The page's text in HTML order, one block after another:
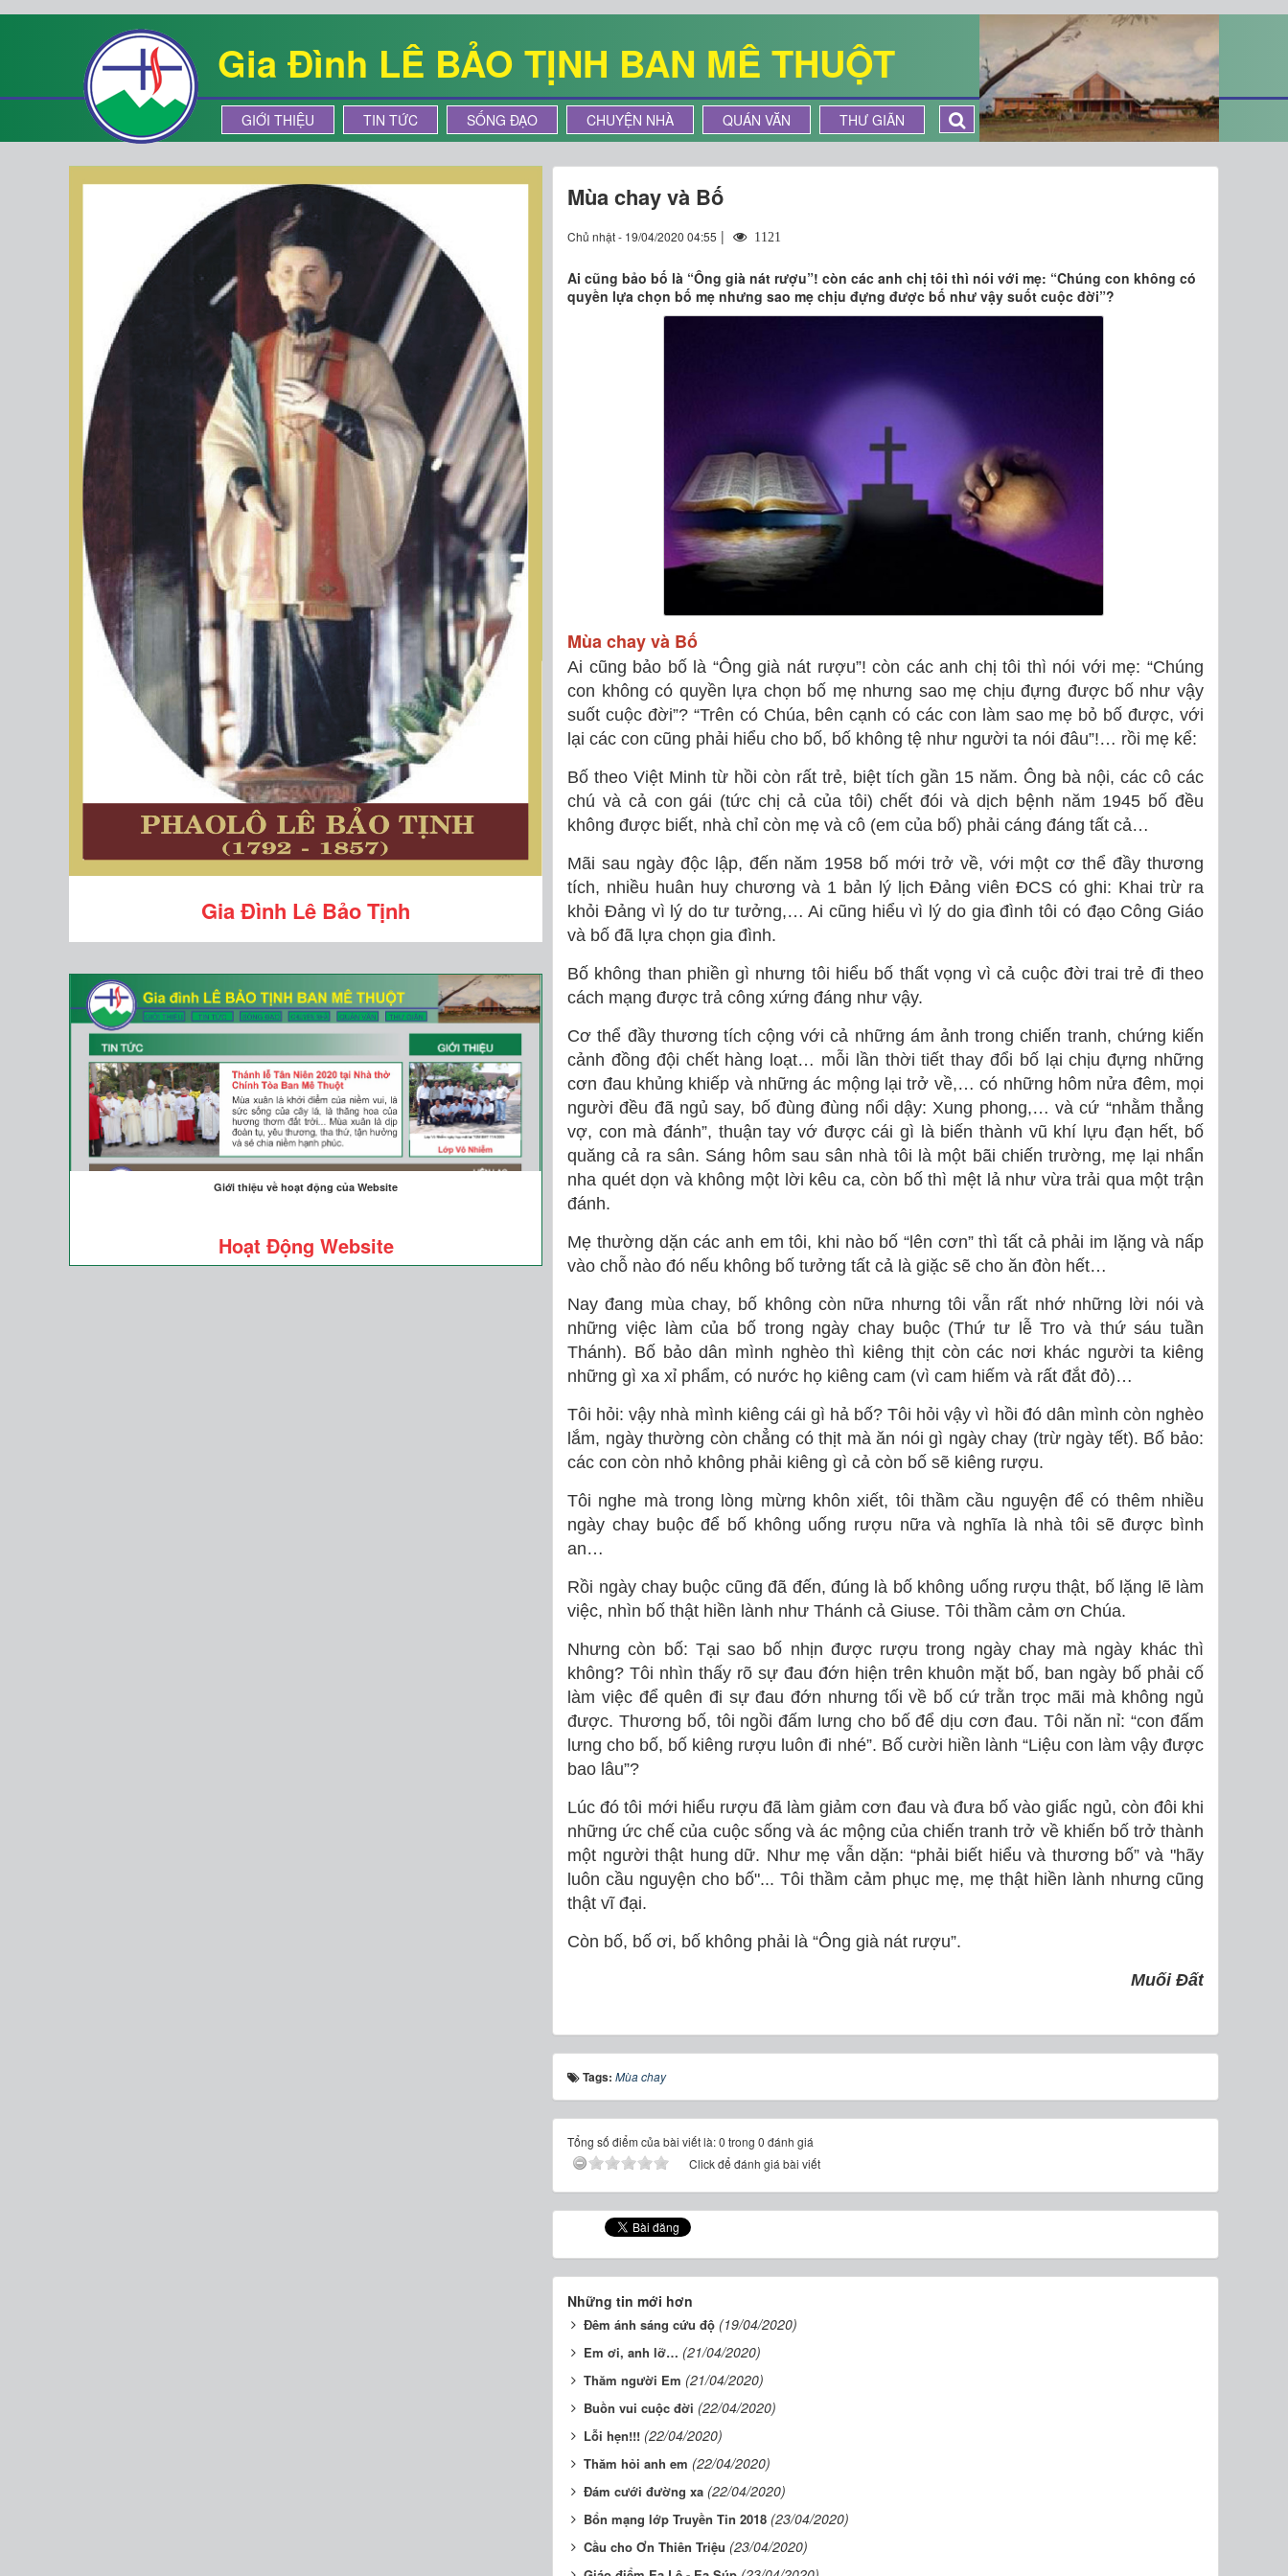
Gia Đình LÊ BẢO TỊNH BAN MÊ THUỘT
GIỚI THIỆU TIN TỨC SỐNG ĐẠO CHUYỆN NHÀ QUÁN VĂN THƯ GIÃN
Mùa chay và Bố
Chủ nhật - 19/04/2020 04:55 | 1121
Ai cũng bảo bố là “Ông già nát rượu”! còn các anh chị tôi thì nói với mẹ: “Chúng con không có
quyền lựa chọn bố mẹ nhưng sao mẹ chịu đựng được bố như vậy suốt cuộc đời”?
Mùa chay và Bố
Ai cũng bảo bố là “Ông già nát rượu”! còn các anh chị tôi thì nói với mẹ: “Chúng
con không có quyền lựa chọn bố mẹ nhưng sao mẹ chịu đựng được bố như vậy
suốt cuộc đời”? “Trên có Chúa, bên cạnh có các con làm sao mẹ bỏ bố được, với
lại các con cũng phải hiểu cho bố, bố không tệ như người ta nói đâu”!… rồi mẹ kể:
Bố theo Việt Minh từ hồi còn rất trẻ, biệt tích gần 15 năm. Ông bà nội, các cô các
chú và cả con gái (tức chị cả của tôi) chết đói và dịch bệnh năm 1945 bố đều
không được biết, nhà chỉ còn mẹ và cô (em của bố) phải cáng đáng tất cả…
Mãi sau ngày độc lập, đến năm 1958 bố mới trở về, với một cơ thể đầy thương
tích, nhiều huân huy chương và 1 bản lý lịch Đảng viên ĐCS có ghi: Khai trừ ra
khỏi Đảng vì lý do tư tưởng,… Ai cũng hiểu vì lý do gia đình tôi có đạo Công Giáo
và bố đã lựa chọn gia đình.
Bố không than phiền gì nhưng tôi hiểu bố thất vọng vì cả cuộc đời trai trẻ đi theo
cách mạng được trả công xứng đáng như vậy.
Cơ thể đầy thương tích cộng với cả những ám ảnh trong chiến tranh, chứng kiến
cảnh đồng đội chết hàng loạt… mỗi lần thời tiết thay đổi bố lại chịu đựng những
cơn đau khủng khiếp và những ác mộng lại trở về,… có những hôm nửa đêm, mọi
người đều đã ngủ say, bố đùng đùng nổi dậy: Xung phong,… và cứ “nhằm thẳng
vợ, con mà đánh”, thuận tay vớ được cái gì là biến thành vũ khí lựu đạn hết, bố
quăng cả ra sân. Sáng hôm sau sân nhà tôi là một bãi chiến trường, mẹ lại nhẩn
nha quét dọn và không một lời kêu ca, còn bố thì mệt lả như vừa trải qua một trận
đánh.
Mẹ thường dặn các anh em tôi, khi nào bố “lên cơn” thì tất cả phải im lặng và nấp
vào chỗ nào đó nếu không bố tưởng tất cả là giặc sẽ cho ăn đòn hết…
Nay đang mùa chay, bố không còn nữa nhưng tôi vẫn rất nhớ những lời nói và
những việc làm của bố trong ngày chay buộc (Thứ tư lễ Tro và thứ sáu tuần
Thánh). Bố bảo dân mình nghèo thì kiêng thịt còn các nơi khác người ta kiêng
những gì xa xỉ phẩm, có nước họ kiêng cam (vì cam hiếm và rất đắt đỏ)…
Tôi hỏi: vậy nhà mình kiêng cái gì hả bố? Tôi hỏi vậy vì hồi đó dân mình còn nghèo
lắm, ngày thường còn chẳng có thịt mà ăn nói gì ngày chay (trừ ngày tết). Bố bảo:
các con còn nhỏ không phải kiêng gì cả còn bố sẽ kiêng rượu.
Tôi nghe mà trong lòng mừng khôn xiết, tôi thầm cầu nguyện để có thêm nhiều
ngày chay buộc để bố không uống rượu nữa và nghĩa là nhà tôi sẽ được bình
an…
Rồi ngày chay buộc cũng đã đến, đúng là bố không uống rượu thật, bố lặng lẽ làm
việc, nhìn bố thật hiền lành như Thánh cả Giuse. Tôi thầm cảm ơn Chúa.
Nhưng còn bố: Tại sao bố nhịn được rượu trong ngày chay mà ngày khác thì
không? Tôi nhìn thấy rõ sự đau đớn hiện trên khuôn mặt bố, ban ngày bố phải cố
làm việc để quên đi sự đau đớn nhưng tối về bố cứ trằn trọc mãi mà không ngủ
được. Thương bố, tôi ngồi đấm lưng cho bố để dịu cơn đau. Tôi năn nỉ: “con đấm
lưng cho bố, bố kiêng rượu luôn đi nhé”. Bố cười hiền lành “Liệu con làm vậy được
bao lâu”?
Lúc đó tôi mới hiểu rượu đã làm giảm cơn đau và đưa bố vào giấc ngủ, còn đôi khi
những ức chế của cuộc sống và ác mộng của chiến tranh trở về khiến bố trở thành
một người thật hung dữ. Như mẹ vẫn dặn: “phải biết hiểu và thương bố” và "hãy
luôn cầu nguyện cho bố"... Tôi thầm cảm phục mẹ, mẹ thật hiền lành nhưng cũng
thật vĩ đại.
Còn bố, bố ơi, bố không phải là “Ông già nát rượu”.
Muối Đất
Tags:Mùa chay
Tổng số điểm của bài viết là: 0 trong 0 đánh giá
Click để đánh giá bài viết
Những tin mới hơn
Đêm ánh sáng cứu độ (19/04/2020)
Em ơi, anh lỡ… (21/04/2020)
Thăm người Em (21/04/2020)
Buồn vui cuộc đời (22/04/2020)
Lỗi hẹn!!! (22/04/2020)
Thăm hỏi anh em (22/04/2020)
Đám cưới đường xa (22/04/2020)
Bổn mạng lớp Truyền Tin 2018 (23/04/2020)
Cầu cho Ơn Thiên Triệu (23/04/2020)
Gia Đình Lê Bảo Tịnh
Giới thiệu về hoạt động của Website
Hoạt Động Website